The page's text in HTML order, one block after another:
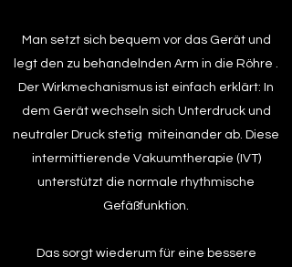
Man setzt sich bequem vor das Gerät und
legt den zu behandelnden Arm in die Röhre .
Der Wirkmechanismus ist einfach erklärt: In
dem Gerät wechseln sich Unterdruck und
neutraler Druck stetig miteinander ab. Diese
intermittierende Vakuumtherapie (IVT)
unterstützt die normale rhythmische
Gefäßfunktion.
Das sorgt wiederum für eine bessere